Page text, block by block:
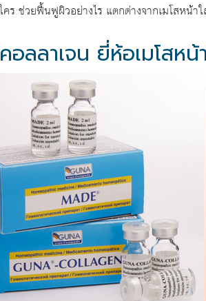
คร ช่วยฟื้นฟูผิวอย่างไร แตกต่างจากเมโสหน้
อลลาเจน ยี่ห้อเมโสห